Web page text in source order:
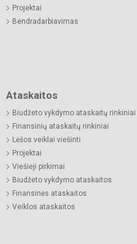
Projektai
Bendradarbiavimas
Ataskaitos
Biudžeto vykdymo ataskaitų rinkiniai
Finansinių ataskaitų rinkiniai
Lėšos veiklai viešinti
Projektai
Viešieji pirkimai
Biudžeto vykdymo ataskaitos
Finansinės ataskaitos
Veiklos ataskaitos